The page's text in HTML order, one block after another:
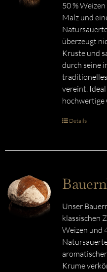
50 %
Malz und
überzeugt
Kruste und
durch seine
vereint.
hochwertige
Details
Unser
klassischen
Weizen und
Krume